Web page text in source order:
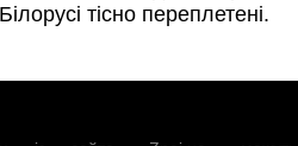
Білорусі тісно переплетені.